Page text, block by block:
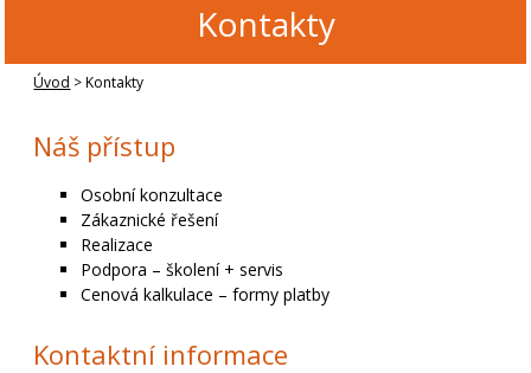
Kontakty
Úvod >Kontakty
Náš přístup
Osobní konzultace
Zákaznické řešení
Realizace
Podpora – školení + servis
Cenová kalkulace – formy platby
Kontaktní informace